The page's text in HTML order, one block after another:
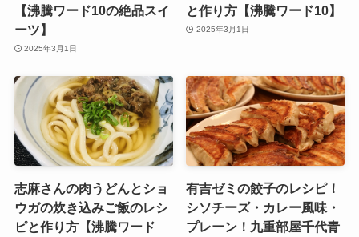
【沸騰ワード10の絶品スイ
ーツ】
2025年3月1日
と作り方【沸騰ワード10】
2025年3月1日
志麻さんの肉うどんとショ
ウガの炊き込みご飯のレシ
ピと作り方【沸騰ワード
有吉ゼミの餃子のレシピ！
シソチーズ・カレー風味・
プレーン！九重部屋千代青